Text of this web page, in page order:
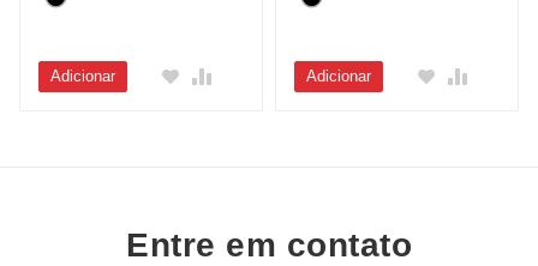
Adicionar Adicionar
Entre em contato